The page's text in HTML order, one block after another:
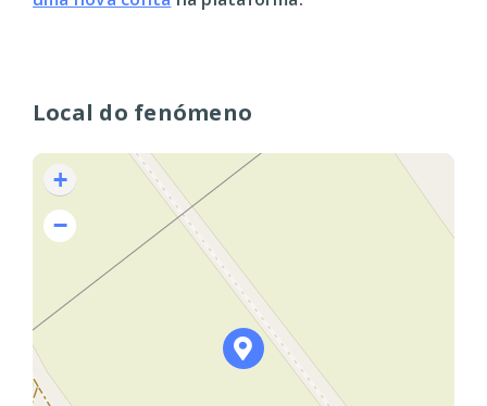
Local do fenómeno
+
−